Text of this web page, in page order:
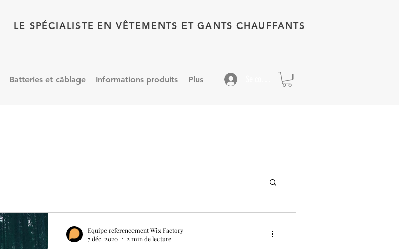
LE SPÉCIALISTE EN VÊTEMENTS ET GANTS CHAUFFANTS
Batteries et câblage Informations produits Plus Se connecter
Equipe referencement Wix Factory
7 déc. 2020
2 min de lecture